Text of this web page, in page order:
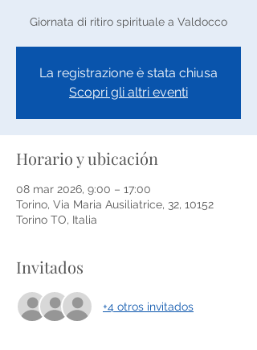
Giornata di ritiro spirituale a Valdocco
La registrazione è stata chiusa
Scopri gli altri eventi
Horario y ubicación
08 mar 2026, 9:00 – 17:00
Torino, Via Maria Ausiliatrice, 32, 10152
Torino TO, Italia
Invitados
+4 otros invitados